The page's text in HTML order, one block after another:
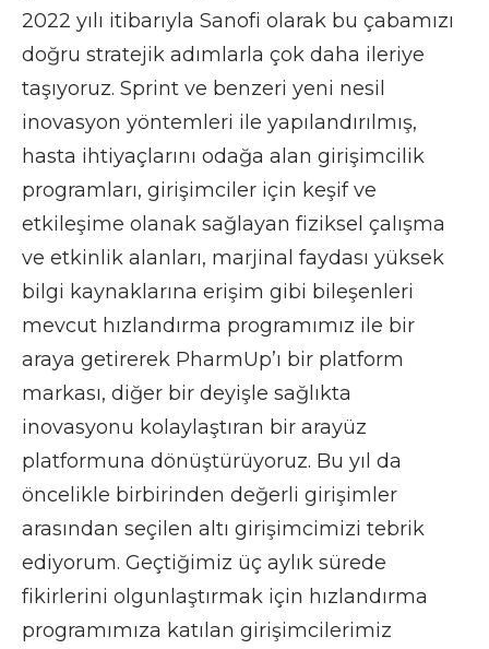
2022 yılı itibarıyla Sanofi olarak bu çabamızı
doğru stratejik adımlarla çok daha ileriye
taşıyoruz. Sprint ve benzeri yeni nesil
inovasyon yöntemleri ile yapılandırılmış,
hasta ihtiyaçlarını odağa alan girişimcilik
programları, girişimciler için keşif ve
etkileşime olanak sağlayan fiziksel çalışma
ve etkinlik alanları, marjinal faydası yüksek
bilgi kaynaklarına erişim gibi bileşenleri
mevcut hızlandırma programımız ile bir
araya getirerek PharmUp’ı bir platform
markası, diğer bir deyişle sağlıkta
inovasyonu kolaylaştıran bir arayüz
platformuna dönüştürüyoruz. Bu yıl da
öncelikle birbirinden değerli girişimler
arasından seçilen altı girişimcimizi tebrik
ediyorum. Geçtiğimiz üç aylık sürede
fikirlerini olgunlaştırmak için hızlandırma
programımıza katılan girişimcilerimiz